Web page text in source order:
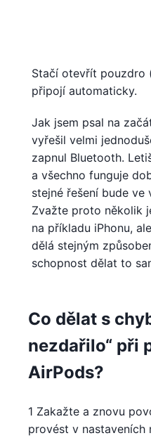
Stačí otevřít pouzdro
připojí automaticky.
Jak jsem psal na
vyřešil velmi
zapnul Bluetooth.
a všechno funguje
stejné řešení bude ve
Zvažte proto několik
na příkladu iPhonu,
dělá stejným
schopnost dělat to
Co dělat s
nezdařilo“ při
AirPods?
1 Zakažte a znovu
provést v